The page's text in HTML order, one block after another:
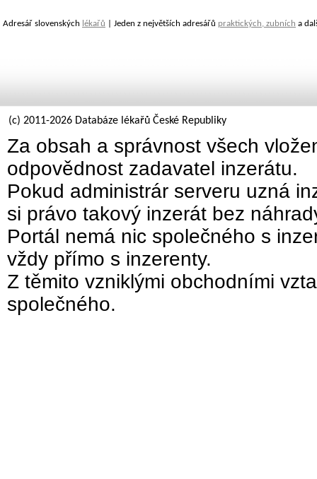
Adresář slovenských lékařů | Jeden z největších adresářů praktických, zubních a
(c) 2011-2026 Databáze lékařů České Republiky
Za obsah a správnost všech
odpovědnost zadavatel inzerátu.
Pokud administrár serveru uzná
si právo takový inzerát bez
Portál nemá nic společného s
vždy přímo s inzerenty.
Z těmito vzniklými obchodními
společného.